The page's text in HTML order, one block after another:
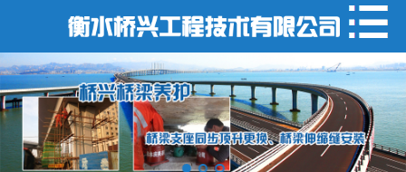
网站首页
关于我们
产品中心
新闻中心